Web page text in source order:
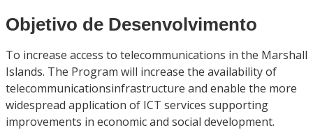
Objetivo de Desenvolvimento
To increase access to telecommunications in the Marshall
Islands. The Program will increase the availability of
telecommunicationsinfrastructure and enable the more
widespread application of ICT services supporting
improvements in economic and social development.